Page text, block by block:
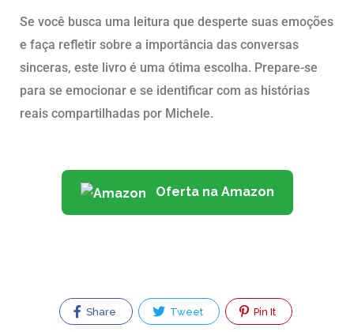
Se você busca uma leitura que desperte suas emoções
e faça refletir sobre a importância das conversas
sinceras, este livro é uma ótima escolha. Prepare-se
para se emocionar e se identificar com as histórias
reais compartilhadas por Michele.
Oferta na Amazon
Share Tweet Pin It